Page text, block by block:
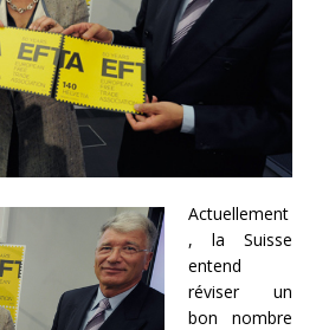
Actuellement
, la Suisse
entend
réviser un
bon nombre